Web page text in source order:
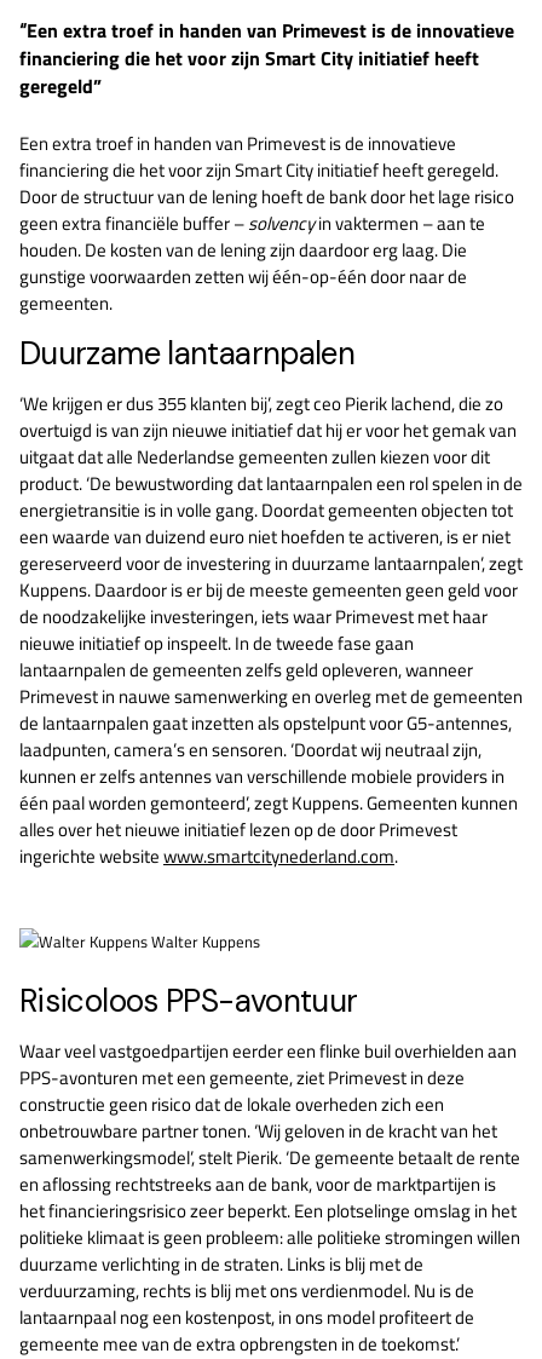
“Een extra troef in handen van Primevest is de innovatieve
financiering die het voor zijn Smart City initiatief heeft
geregeld”
Een extra troef in handen van Primevest is de innovatieve
financiering die het voor zijn Smart City initiatief heeft geregeld.
Door de structuur van de lening hoeft de bank door het lage risico
geen extra financiële buffer –solvencyin vaktermen – aan te
houden. De kosten van de lening zijn daardoor erg laag. Die
gunstige voorwaarden zetten wij één-op-één door naar de
gemeenten.
Duurzame lantaarnpalen
‘We krijgen er dus 355 klanten bij’, zegt ceo Pierik lachend, die zo
overtuigd is van zijn nieuwe initiatief dat hij er voor het gemak van
uitgaat dat alle Nederlandse gemeenten zullen kiezen voor dit
product. ‘De bewustwording dat lantaarnpalen een rol spelen in de
energietransitie is in volle gang. Doordat gemeenten objecten tot
een waarde van duizend euro niet hoefden te activeren, is er niet
gereserveerd voor de investering in duurzame lantaarnpalen’, zegt
Kuppens. Daardoor is er bij de meeste gemeenten geen geld voor
de noodzakelijke investeringen, iets waar Primevest met haar
nieuwe initiatief op inspeelt. In de tweede fase gaan
lantaarnpalen de gemeenten zelfs geld opleveren, wanneer
Primevest in nauwe samenwerking en overleg met de gemeenten
de lantaarnpalen gaat inzetten als opstelpunt voor G5-antennes,
laadpunten, camera’s en sensoren. ‘Doordat wij neutraal zijn,
kunnen er zelfs antennes van verschillende mobiele providers in
één paal worden gemonteerd’, zegt Kuppens. Gemeenten kunnen
alles over het nieuwe initiatief lezen op de door Primevest
ingerichte websitewww.smartcitynederland.com.
Walter Kuppens
Risicoloos PPS-avontuur
Waar veel vastgoedpartijen eerder een flinke buil overhielden aan
PPS-avonturen met een gemeente, ziet Primevest in deze
constructie geen risico dat de lokale overheden zich een
onbetrouwbare partner tonen. ‘Wij geloven in de kracht van het
samenwerkingsmodel’, stelt Pierik. ‘De gemeente betaalt de rente
en aflossing rechtstreeks aan de bank, voor de marktpartijen is
het financieringsrisico zeer beperkt. Een plotselinge omslag in het
politieke klimaat is geen probleem: alle politieke stromingen willen
duurzame verlichting in de straten. Links is blij met de
verduurzaming, rechts is blij met ons verdienmodel. Nu is de
lantaarnpaal nog een kostenpost, in ons model profiteert de
gemeente mee van de extra opbrengsten in de toekomst.’